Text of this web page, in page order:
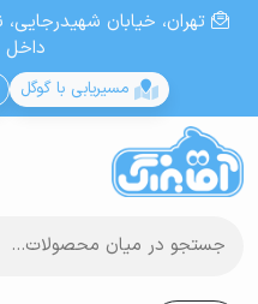
تهران، خيابان شهيدرجايى،
داخل
مسیریابی با گوگل